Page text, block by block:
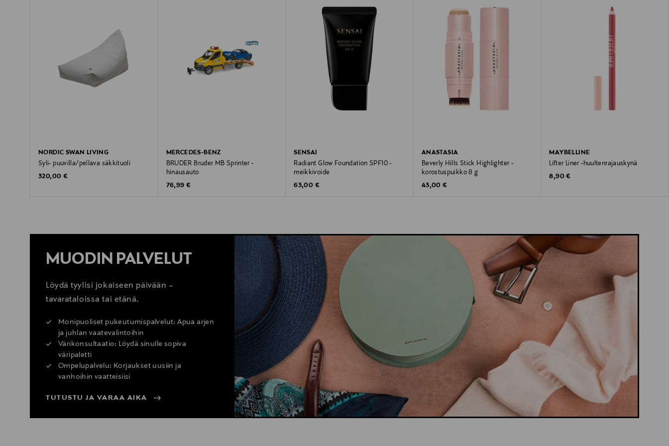
NORDIC SWAN LIVING
Syli- puuvilla/pellava säkkituoli
Original Price
320,00 €
MERCEDES-BENZ
BRUDER Bruder MB Sprinter -
hinausauto
Original Price
76,99 €
SENSAI
Radiant Glow Foundation SPF10 -
meikkivoide
Original Price
63,00 €
ANASTASIA
Beverly Hills Stick Highlighter -
korostuspuikko 8 g
Original Price
43,00 €
MAYBELLINE
Lifter Liner -huultenrajauskynä
Original Price
8,90 €
MUODIN PALVELUT
Löydä tyylisi jokaiseen päivään –
tavarataloissa tai etänä.
Monipuoliset pukeutumispalvelut: Apua arjen
ja juhlan vaatevalintoihin
Värikonsultaatio: Löydä sinulle sopiva
väripaletti
Ompelupalvelu: Korjaukset uusiin ja
vanhoihin vaatteisiisi
TUTUSTU JA VARAA AIKA